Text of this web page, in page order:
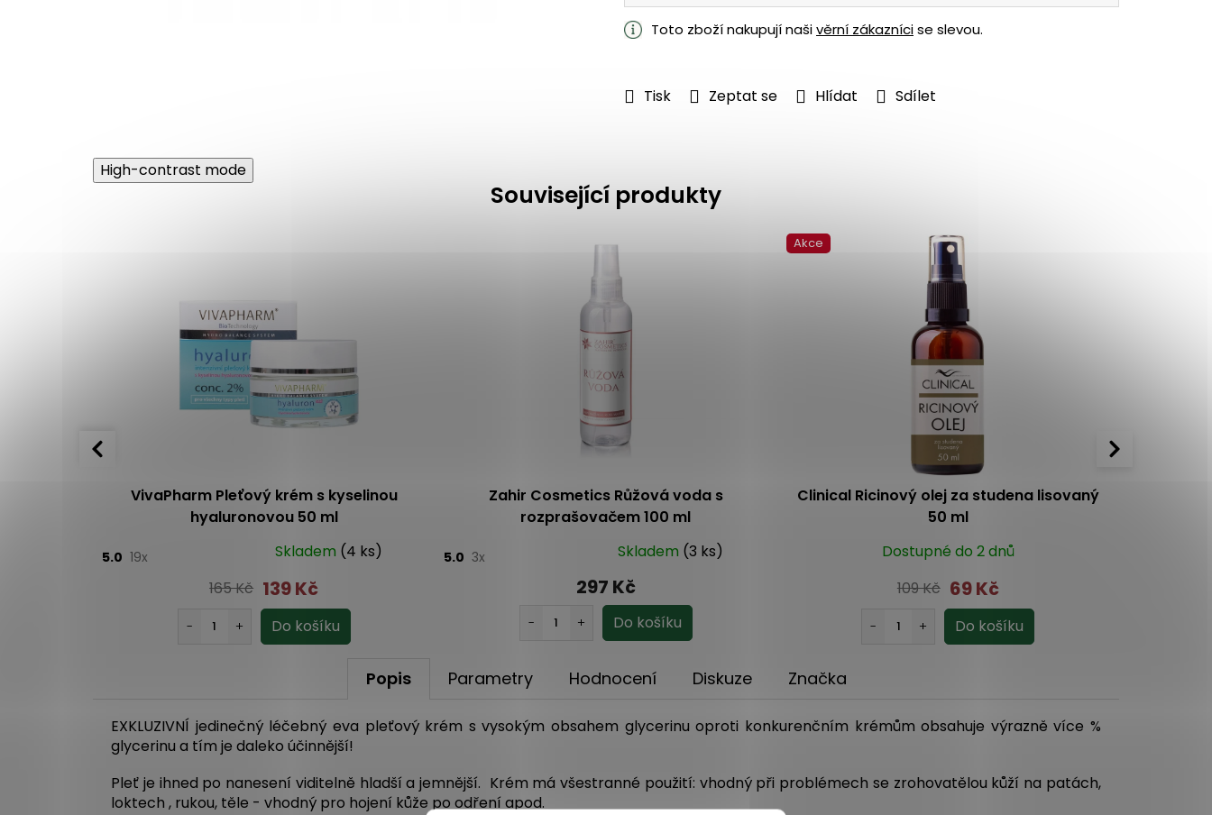
Tisk Zeptat se Hlídat Sdílet
cena:
Toto zboží nakupují našivěrní zákaznícise slevou.
High-contrast mode
Související produkty
VivaPharm Pleťový krém s kyselinou
hyaluronovou 50 ml
5.0 19x Skladem (4 ks)
165 Kč 139 Kč
Zahir Cosmetics Růžová voda s
rozprašovačem 100 ml
5.0 3x Skladem (3 ks)
297 Kč
Akce
Clinical Ricinový olej za studena lisovaný
50 ml
Dostupné do 2 dnů
109 Kč 69 Kč
Popis Parametry Hodnocení Diskuze Značka
EXKLUZIVNÍ jedinečný léčebný eva pleťový krém s vysokým obsahem glycerinu oproti konkurenčním krémům obsahuje výrazně více %
glycerinu a tím je daleko účinnější!
Pleť je ihned po nanesení viditelně hladší a jemnější. Krém má všestranné použití: vhodný při problémech se zrohovatělou kůží na patách,
loktech , rukou, těle - vhodný pro hojení kůže po odření apod.